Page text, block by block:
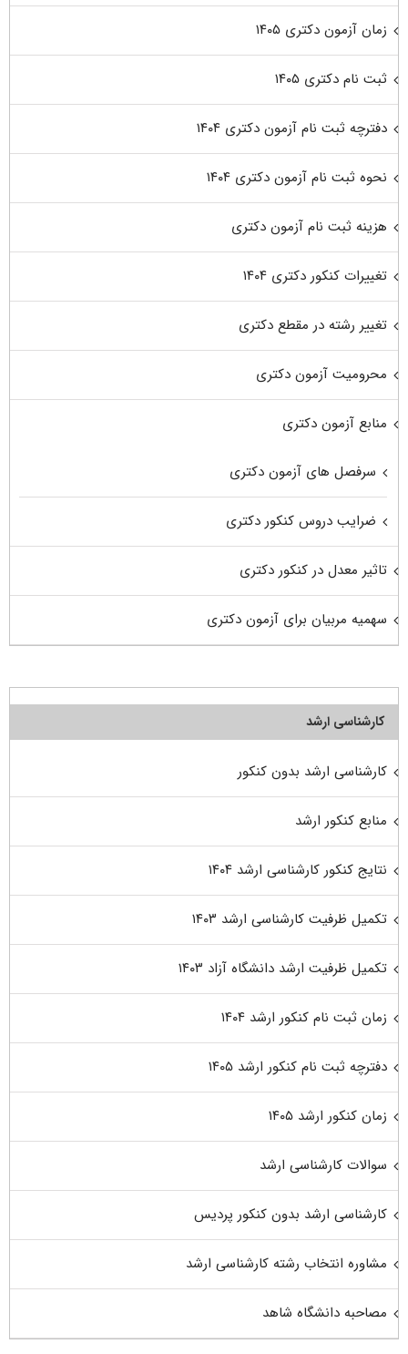
زمان آزمون دکتری ۱۴۰۵
ثبت نام دکتری ۱۴۰۵
دفترچه ثبت نام آزمون دکتری ۱۴۰۴
نحوه ثبت نام آزمون دکتری ۱۴۰۴
هزینه ثبت نام آزمون دکتری
تغییرات کنکور دکتری ۱۴۰۴
تغییر رشته در مقطع دکتری
محرومیت آزمون دکتری
منابع آزمون دکتری
سرفصل های آزمون دکتری
ضرایب دروس کنکور دکتری
تاثیر معدل در کنکور دکتری
سهمیه مربیان برای آزمون دکتری
کارشناسی ارشد
کارشناسی ارشد بدون کنکور
منابع کنکور ارشد
نتایج کنکور کارشناسی ارشد ۱۴۰۴
تکمیل ظرفیت کارشناسی ارشد ۱۴۰۳
تکمیل ظرفیت ارشد دانشگاه آزاد ۱۴۰۳
زمان ثبت نام کنکور ارشد ۱۴۰۴
دفترچه ثبت نام کنکور ارشد ۱۴۰۵
زمان کنکور ارشد ۱۴۰۵
سوالات کارشناسی ارشد
کارشناسی ارشد بدون کنکور پردیس
مشاوره انتخاب رشته کارشناسی ارشد
مصاحبه دانشگاه شاهد